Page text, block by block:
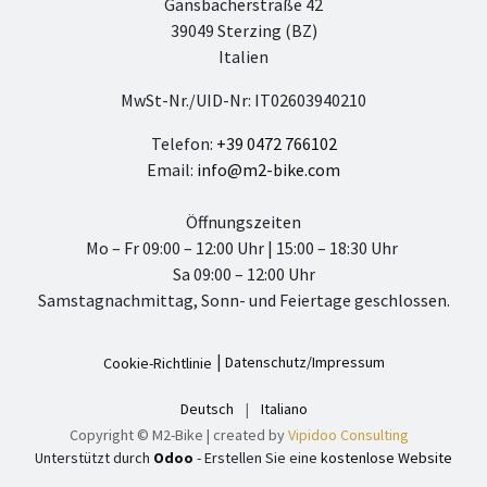
Gänsbacherstraße 42
39049 Sterzing (BZ)
Italien
MwSt-Nr./UID-Nr: IT02603940210
Telefon: +39 0472 766102
Email: info@m2-bike.com
Öffnungszeiten
Mo – Fr 09:00 – 12:00 Uhr | 15:00 – 18:30 Uhr
Sa 09:00 – 12:00 Uhr
Samstagnachmittag, Sonn- und Feiertage geschlossen.
Cookie-Richtlinie | Datenschutz/Impressum
Copyright © M2-Bike | created byVipidoo Consulting
Deutsch | Italiano
Unterstützt durch Odoo - Erstellen Sie eine kostenlose Website